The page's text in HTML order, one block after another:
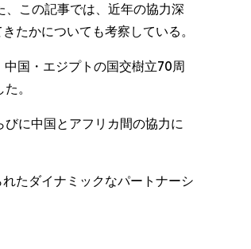
この記事では、近年の協力深
たかについても考察している。
国・エジプトの国交樹立70周
。
に中国とアフリカ間の協力に
たダイナミックなパートナーシ